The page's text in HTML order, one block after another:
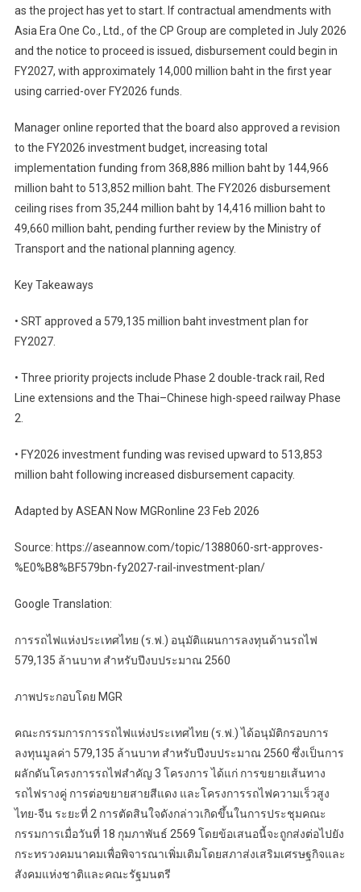
as the project has yet to start. If contractual amendments with
Asia Era One Co., Ltd., of the CP Group are completed in July 2026
and the notice to proceed is issued, disbursement could begin in
FY2027, with approximately 14,000 million baht in the first year
using carried-over FY2026 funds.
Manager online reported that the board also approved a revision
to the FY2026 investment budget, increasing total
implementation funding from 368,886 million baht by 144,966
million baht to 513,852 million baht. The FY2026 disbursement
ceiling rises from 35,244 million baht by 14,416 million baht to
49,660 million baht, pending further review by the Ministry of
Transport and the national planning agency.
Key Takeaways
• SRT approved a 579,135 million baht investment plan for
FY2027.
• Three priority projects include Phase 2 double-track rail, Red
Line extensions and the Thai–Chinese high-speed railway Phase
2.
• FY2026 investment funding was revised upward to 513,853
million baht following increased disbursement capacity.
Adapted by ASEAN Now MGRonline 23 Feb 2026
Source: https://aseannow.com/topic/1388060-srt-approves-
%E0%B8%BF579bn-fy2027-rail-investment-plan/
Google Translation:
การรถไฟแห่งประเทศไทย (ร.ฟ.) อนุมัติแผนการลงทุนด้านรถไฟ
579,135 ล้านบาท สำหรับปีงบประมาณ 2560
ภาพประกอบโดย MGR
คณะกรรมการการรถไฟแห่งประเทศไทย (ร.ฟ.) ได้อนุมัติกรอบการ
ลงทุนมูลค่า 579,135 ล้านบาท สำหรับปีงบประมาณ 2560 ซึ่งเป็นการ
ผลักดันโครงการรถไฟสำคัญ 3 โครงการ ได้แก่ การขยายเส้นทาง
รถไฟรางคู่ การต่อขยายสายสีแดง และโครงการรถไฟความเร็วสูง
ไทย-จีน ระยะที่ 2 การตัดสินใจดังกล่าวเกิดขึ้นในการประชุมคณะ
กรรมการเมื่อวันที่ 18 กุมภาพันธ์ 2569 โดยข้อเสนอนี้จะถูกส่งต่อไปยัง
กระทรวงคมนาคมเพื่อพิจารณาเพิ่มเติมโดยสภาส่งเสริมเศรษฐกิจและ
สังคมแห่งชาติและคณะรัฐมนตรี